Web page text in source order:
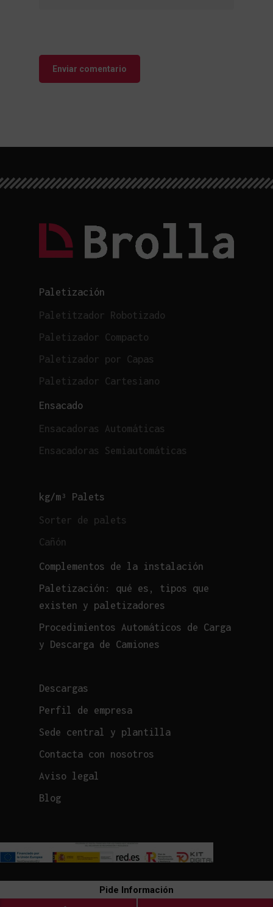
Paletización
Paletitzador Robotizado
Paletizador Compacto
Paletizador por Capas
Paletizador Cartesiano
Ensacado
Ensacadoras Automáticas
Ensacadoras Semiautomáticas
kg/m³ Palets
Sorter de palets
Cañón
Complementos de la instalación
Paletización: qué es, tipos que
existen y paletizadores
Procedimientos Automáticos de Carga
y Descarga de Camiones
Descargas
Perfil de empresa
Sede central y plantilla
Contacta con nosotros
Aviso legal
Blog
Pide Información